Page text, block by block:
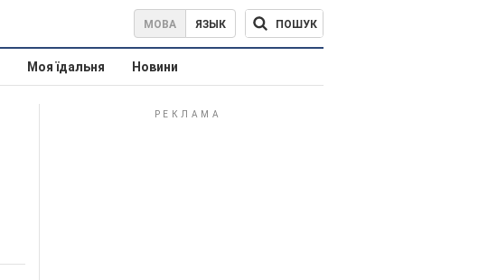
МОВА ЯЗЫК ПОШУК
Моя їдальня Новини